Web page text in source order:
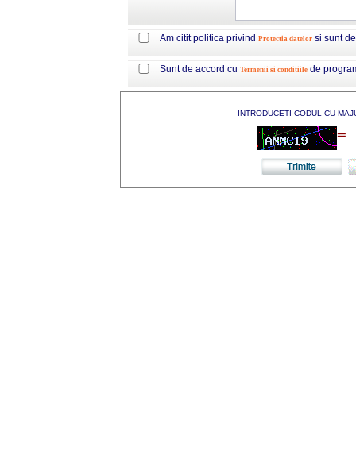
Am citit politica privind Protectia datelor si sunt
Sunt de accord cu Termenii si conditiile de
INTRODUCETI CODUL CU
=